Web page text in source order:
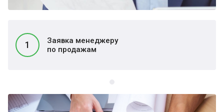
1
Заявка менеджеру
по продажам